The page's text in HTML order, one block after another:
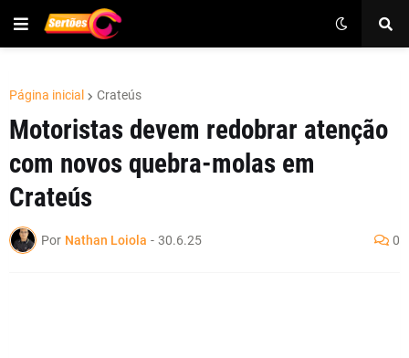
Página inicial Crateús
Motoristas devem redobrar atenção
com novos quebra-molas em
Crateús
Por Nathan Loiola - 30.6.25 0